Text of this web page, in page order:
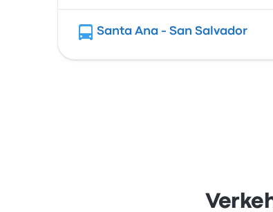
Santa Ana - San Salvador